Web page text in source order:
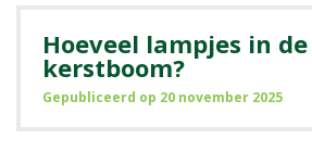
Hoeveel lampjes in de
kerstboom?
Gepubliceerd op 20 november 2025